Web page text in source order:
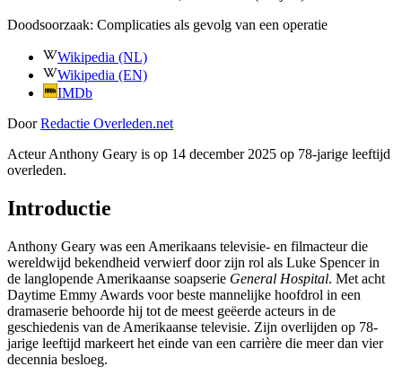
Doodsoorzaak: Complicaties als gevolg van een operatie
Wikipedia (NL)
Wikipedia (EN)
IMDb
Door Redactie Overleden.net
Acteur Anthony Geary is op 14 december 2025 op 78-jarige leeftijd
overleden.
Introductie
Anthony Geary was een Amerikaans televisie- en filmacteur die
wereldwijd bekendheid verwierf door zijn rol als Luke Spencer in
de langlopende Amerikaanse soapserie General Hospital. Met acht
Daytime Emmy Awards voor beste mannelijke hoofdrol in een
dramaserie behoorde hij tot de meest geëerde acteurs in de
geschiedenis van de Amerikaanse televisie. Zijn overlijden op 78-
jarige leeftijd markeert het einde van een carrière die meer dan vier
decennia besloeg.